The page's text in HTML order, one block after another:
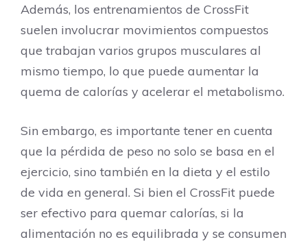
Además, los entrenamientos de CrossFit
suelen involucrar movimientos compuestos
que trabajan varios grupos musculares al
mismo tiempo, lo que puede aumentar la
quema de calorías y acelerar el metabolismo.
Sin embargo, es importante tener en cuenta
que la pérdida de peso no solo se basa en el
ejercicio, sino también en la dieta y el estilo
de vida en general. Si bien el CrossFit puede
ser efectivo para quemar calorías, si la
alimentación no es equilibrada y se consumen